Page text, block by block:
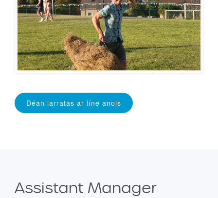
Déan iarratas ar líne anois
Assistant Manager